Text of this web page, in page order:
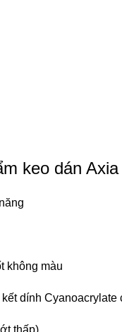
keo dán Axia
không màu
dính Cyanoacrylate
thấp)